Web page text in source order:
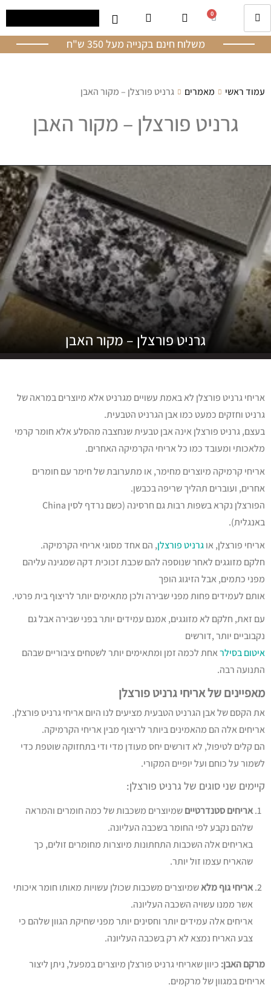
0
משלוח חינם בקנייה מעל 350 ש"ח
עמוד ראשי מאמרים גרניט פורצלן – מקור האבן
גרניט פורצלן – מקור האבן
גרניט פורצלן – מקור האבן
אריחי גרניט פורצלן לא באמת עשויים מגרניט אלא מיוצרים במראה של
גרניט וחזקים כמעט כמו אבן הגרניט הטבעית.
בעצם, גרניט פורצלן אינה אבן טבעית שנחצבה מהסלע אלא חומר קרמי
מלאכותי ומעובד כמו כל אריחי הקרמיקה האחרים.
אריחי קרמיקה מיוצרים מחימר, או מתערובת של חימר עם חומרים
אחרים, ועוברים תהליך שריפה בכבשן.
הפורצלן נקרא בשפות רבות גם חרסינה (כשם נרדף לסין China
באנגלית).
אריחי פורצלן, אוגרניט פורצלן, הם אחד מסוגי אריחי הקרמיקה.
חלקם מזוגגים לאחר שנוספה להם שכבת זכוכית דקה שמגינה עליהם
מפני כתמים, אבל הזיגוג הופך
אותם לעמידים פחות מפני שבירה ולכן מתאימים יותר לריצוף בית פרטי.
עם זאת, חלקם לא מזוגגים, אמנם עמידים יותר בפני שבירה אבל גם
נקבוביים יותר ,דורשים
איטום בסילראחת לכמה זמן ומתאימים יותר לשטחים ציבוריים שבהם
התנועה רבה.
מאפיינים של אריחי גרניט פורצלן
את הקסם של אבן הגרניט הטבעית מציעים לנו היום אריחי גרניט פורצלן.
אריחים אלה הם מהאמינים ביותר לריצוף מבין אריחי הקרמיקה.
הם קלים לטיפול, לא דורשים יחס מעודן מדי ודי בתחזוקה שוטפת כדי
לשמור על כוחם ועל יופיים המקורי.
קיימים שני סוגים של גרניט פורצלן:
אריחים סטנדרטייםשמיוצרים משכבות של כמה חומרים והמראה
שלהם נקבע לפי החומר בשכבה העליונה.
באריחים אלה השכבות התחתונות מיוצרות מחומרים זולים, כך
שהאריח עצמו זול יותר.
אריחי גוף מלאשמיוצרים משכבות שכולן עשויות מאותו חומר איכותי
אשר ממנו עשויה השכבה העליונה.
אריחים אלה עמידים יותר וחסינים יותר מפני שחיקת הגוון שלהם כי
צבע האריח נמצא לא רק בשכבה העליונה.
מרקם האבן: כיוון שאריחי גרניט פורצלן מיוצרים במפעל, ניתן ליצור
אריחים במגוון של מרקמים.